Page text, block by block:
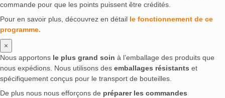
commande pour que les points puissent être crédités.
Pour en savoir plus, découvrez en détail le fonctionnement de ce
programme.
×
Nous apportons le plus grand soin à l’emballage des produits que
nous expédions. Nous utilisons des emballages résistants et
spécifiquement conçus pour le transport de bouteilles.
De plus nous nous efforçons de préparer les commandes